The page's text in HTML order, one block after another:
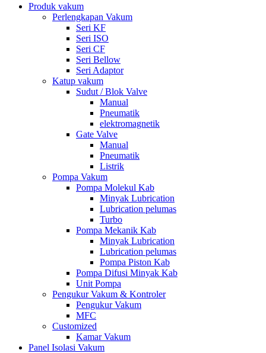
Produk vakum
Perlengkapan Vakum
Seri KF
Seri ISO
Seri CF
Seri Bellow
Seri Adaptor
Katup vakum
Sudut / Blok Valve
Manual
Pneumatik
elektromagnetik
Gate Valve
Manual
Pneumatik
Listrik
Pompa Vakum
Pompa Molekul Kab
Minyak Lubrication
Lubrication pelumas
Turbo
Pompa Mekanik Kab
Minyak Lubrication
Lubrication pelumas
Pompa Piston Kab
Pompa Difusi Minyak Kab
Unit Pompa
Pengukur Vakum & Kontroler
Pengukur Vakum
MFC
Customized
Kamar Vakum
Panel Isolasi Vakum